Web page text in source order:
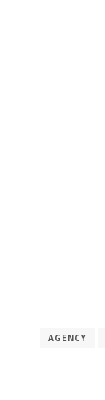
AGENCY